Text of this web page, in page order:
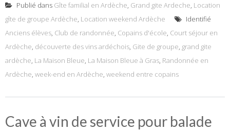
Publié dans Gîte familial en Ardèche, Grand gite Ardeche, Location
gîte de groupe Ardèche, Location weekend Ardèche
Identifié
Anciens élèves, Club de randonnée, Copains d'école, Court séjour en
Ardèche, découverte des vins ardéchois, Gite de groupe, grand gite
ardèche, La Maison Bleue, La Maison Bleue à Gras, Randonnée en
Ardèche, week-end en Ardèche, weekend entre copains
Cave à vin de service pour balade